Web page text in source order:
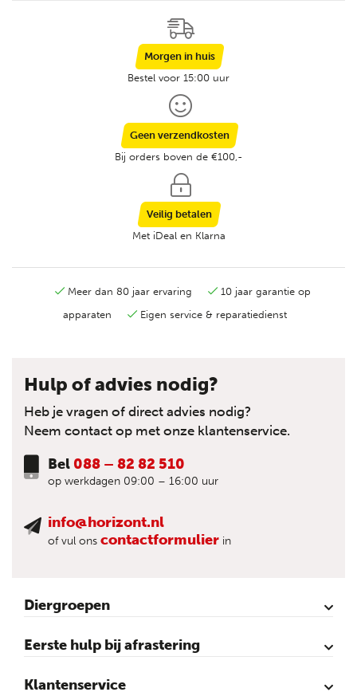
Morgen in huis
Bestel voor 15:00 uur
Geen verzendkosten
Bij orders boven de €100,-
Veilig betalen
Met iDeal en Klarna
Meer dan 80 jaar ervaring
10 jaar garantie op
apparaten
Eigen service & reparatiedienst
Hulp of advies nodig?
Heb je vragen of direct advies nodig?
Neem contact op met onze klantenservice.
Bel 088 – 82 82 510
op werkdagen 09:00 – 16:00 uur
info@horizont.nl
of vul ons contactformulier in
Diergroepen
Rund
Schaap
Paard
Geit
Pluimvee
Varken
Huisdieren
Reigers
Wolfafweer
Wild / Wildafweer
Eerste hulp bij afrastering
Horizont Animatie-video’s
Horizont Productvideo’s
Horizont afrastering voor dieren
Afraster advies voor rundvee
Afraster advies voor paarden
Afraster advies voor schapen
Afraster advies tegen wolven
Afraster advies schutting/voliére
Afraster advies voor honden
Afraster advies voor katten
Afraster advies voor vijvers
Afraster advies tegen duiven
Agro Aktueel
Klantenservice